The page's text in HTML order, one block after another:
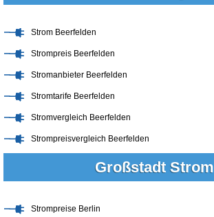
Strom Beerfelden
Strompreis Beerfelden
Stromanbieter Beerfelden
Stromtarife Beerfelden
Stromvergleich Beerfelden
Strompreisvergleich Beerfelden
Großstadt Strom
Strompreise Berlin